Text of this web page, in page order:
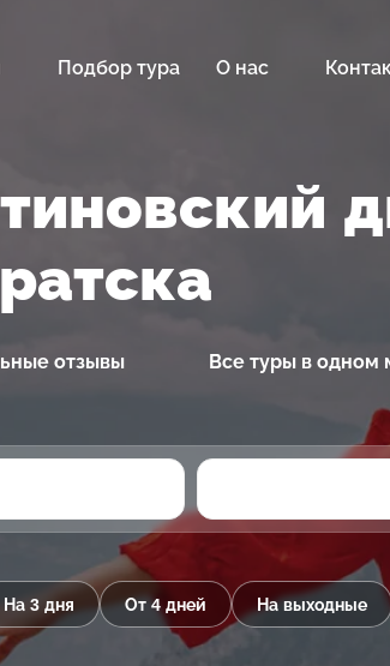
Подбор тура О нас
отзывы Все туры в одном
На 3 дня От 4 дней На выходные